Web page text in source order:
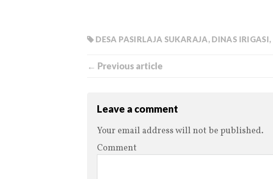
DESA PASIRLAJA SUKARAJA, DINAS IRIGASI,
← Previous article
Leave a comment
Your email address will not be published.
Comment